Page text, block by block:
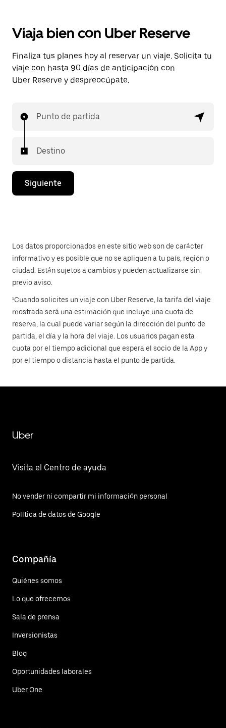
Viaja bien con Uber Reserve
Finaliza tus planes hoy al reservar un viaje. Solicita tu
viaje con hasta 90 días de anticipación con
Uber Reserve y despreocúpate.
Punto de partida
Destino
Siguiente
Los datos proporcionados en este sitio web son de carácter
informativo y es posible que no se apliquen a tu país, región o
ciudad. Están sujetos a cambios y pueden actualizarse sin
previo aviso.
¹Cuando solicites un viaje con Uber Reserve, la tarifa del viaje
mostrada será una estimación que incluye una cuota de
reserva, la cual puede variar según la dirección del punto de
partida, el día y la hora del viaje. Los usuarios pagan esta
cuota por el tiempo adicional que espera el socio de la App y
por el tiempo o distancia hasta el punto de partida.
Uber
Visita el Centro de ayuda
No vender ni compartir mi información personal
Política de datos de Google
Compañía
Quiénes somos
Lo que ofrecemos
Sala de prensa
Inversionistas
Blog
Oportunidades laborales
Uber One